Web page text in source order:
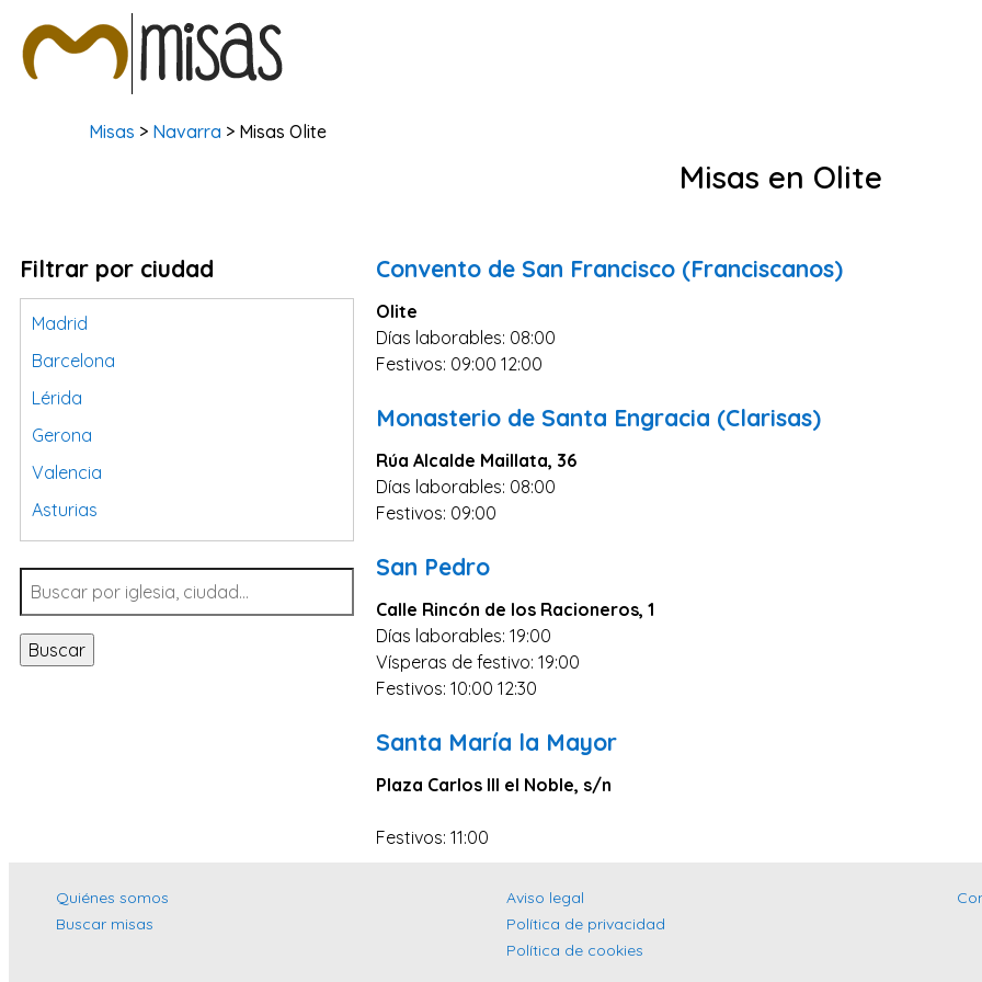
Misas > Navarra > Misas Olite
Misas en Olite
Filtrar por ciudad
Madrid
Barcelona
Lérida
Gerona
Valencia
Asturias
Tarragona
Navarra
Valladolid
Sevilla
Alicante
Buscar
Convento de San Francisco (Franciscanos)
Olite
Días laborables: 08:00
Festivos: 09:00 12:00
Monasterio de Santa Engracia (Clarisas)
Rúa Alcalde Maillata, 36
Días laborables: 08:00
Festivos: 09:00
San Pedro
Calle Rincón de los Racioneros, 1
Días laborables: 19:00
Vísperas de festivo: 19:00
Festivos: 10:00 12:30
Santa María la Mayor
Plaza Carlos III el Noble, s/n
Festivos: 11:00
Quiénes somos
Buscar misas
Aviso legal
Política de privacidad
Política de cookies